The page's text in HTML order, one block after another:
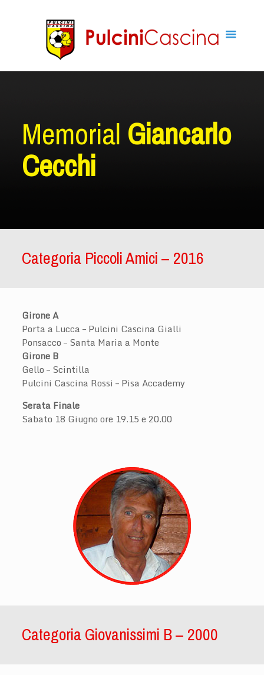
MemorialGiancarlo
Cecchi
Categoria Piccoli Amici – 2016
Girone A
Porta a Lucca – Pulcini Cascina Gialli
Ponsacco – Santa Maria a Monte
Girone B
Gello – Scintilla
Pulcini Cascina Rossi – Pisa Accademy
Serata Finale
Sabato 18 Giugno ore 19.15 e 20.00
Categoria Giovanissimi B – 2000